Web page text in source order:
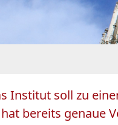
Institut soll zu
bereits genaue